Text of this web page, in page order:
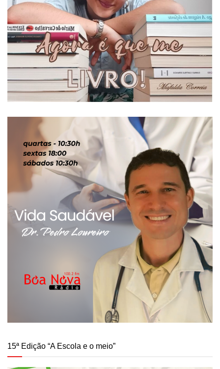
15ª Edição “A Escola e o meio”